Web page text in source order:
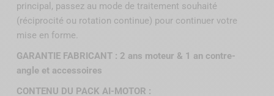
principal, passez au mode de traitement souhaité
(réciprocité ou rotation continue) pour continuer votre
mise en forme.
GARANTIE FABRICANT : 2 ans moteur & 1 an contre-
angle et accessoires
CONTENU DU PACK AI-MOTOR :